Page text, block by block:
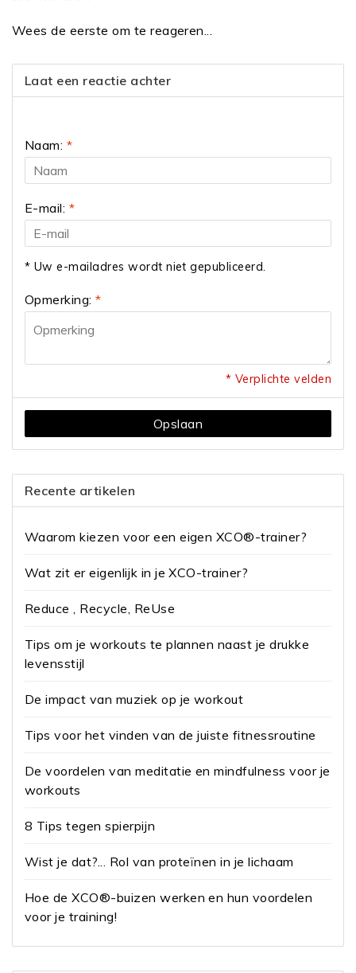
Wees de eerste om te reageren...
Laat een reactie achter
Naam: *
E-mail: *
* Uw e-mailadres wordt niet gepubliceerd.
Opmerking:*
* Verplichte velden
Opslaan
Recente artikelen
Waarom kiezen voor een eigen XCO®-trainer?
Wat zit er eigenlijk in je XCO-trainer?
Reduce , Recycle, ReUse
Tips om je workouts te plannen naast je drukke
levensstijl
De impact van muziek op je workout
Tips voor het vinden van de juiste fitnessroutine
De voordelen van meditatie en mindfulness voor je
workouts
8 Tips tegen spierpijn
Wist je dat?... Rol van proteïnen in je lichaam
Hoe de XCO®-buizen werken en hun voordelen
voor je training!